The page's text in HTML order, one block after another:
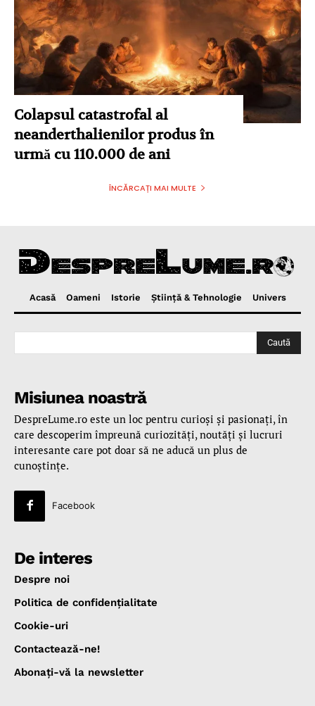
Colapsul catastrofal al
neanderthalienilor produs în
urmă cu 110.000 de ani
ÎNCĂRCAȚI MAI MULTE
Acasă Oameni Istorie Ştiinţă & Tehnologie Univers
Caută
Misiunea noastră
DespreLume.ro este un loc pentru curioşi şi pasionaţi, în
care descoperim împreună curiozităţi, noutăţi şi lucruri
interesante care pot doar să ne aducă un plus de
cunoştinţe.
Facebook
De interes
Despre noi
Politica de confidenţialitate
Cookie-uri
Contactează-ne!
Abonaţi-vă la newsletter